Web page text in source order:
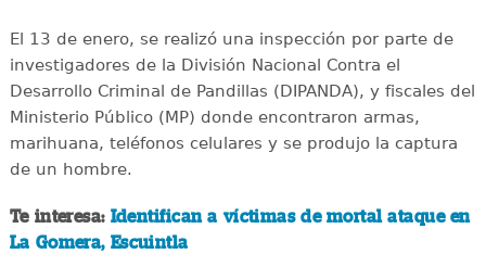
El 13 de enero, se realizó una inspección por parte de
investigadores de la División Nacional Contra el
Desarrollo Criminal de Pandillas (DIPANDA), y fiscales del
Ministerio Público (MP) donde encontraron armas,
marihuana, teléfonos celulares y se produjo la captura
de un hombre.
Te interesa: Identifican a víctimas de mortal ataque en
La Gomera, Escuintla